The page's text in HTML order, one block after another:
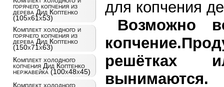
горячего копчения из
дерева Дид Коптенко
(105х61х53)
Комплект холодного и
горячего копчения из
дерева Дид Коптенко
(150х71х63)
Комплект холодного
копчения Дид Коптенко
нержавейка (100х48х45)
Комплект холодного
для копчения
Возможно
решётках